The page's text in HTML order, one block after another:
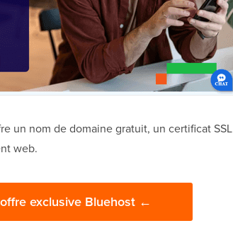
un nom de domaine gratuit, un certificat SSL
web.
exclusive Bluehost ←